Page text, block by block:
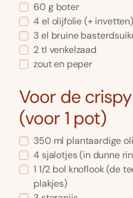
60 g boter
4el olijfolie(+ invetten)
3el bruine
2tl venkelzaad
zout en peper
Voor de
(voor 1 pot)
350 ml plantaardige
4 sjalotjes(in dunne
1 1/2 bol knoflook(de
plakjes)